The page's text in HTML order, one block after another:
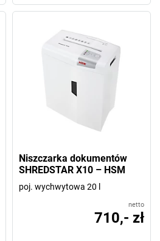
Niszczarka dokumentów
SHREDSTAR X10 – HSM
poj. wychwytowa 20 l
netto
710,- zł